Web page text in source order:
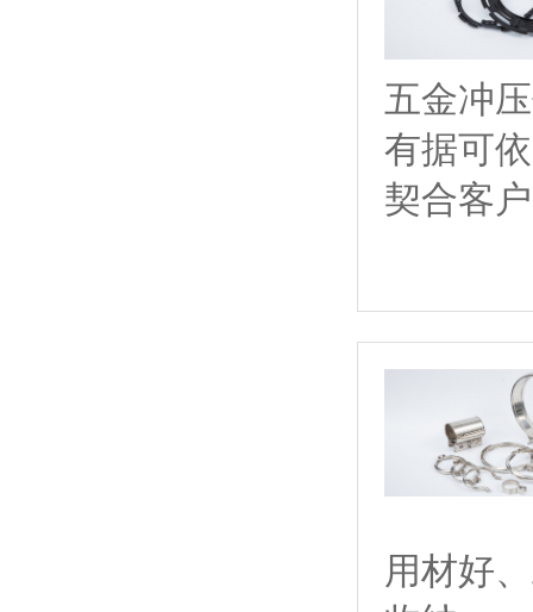
五金冲
有据可
契合客
用材好